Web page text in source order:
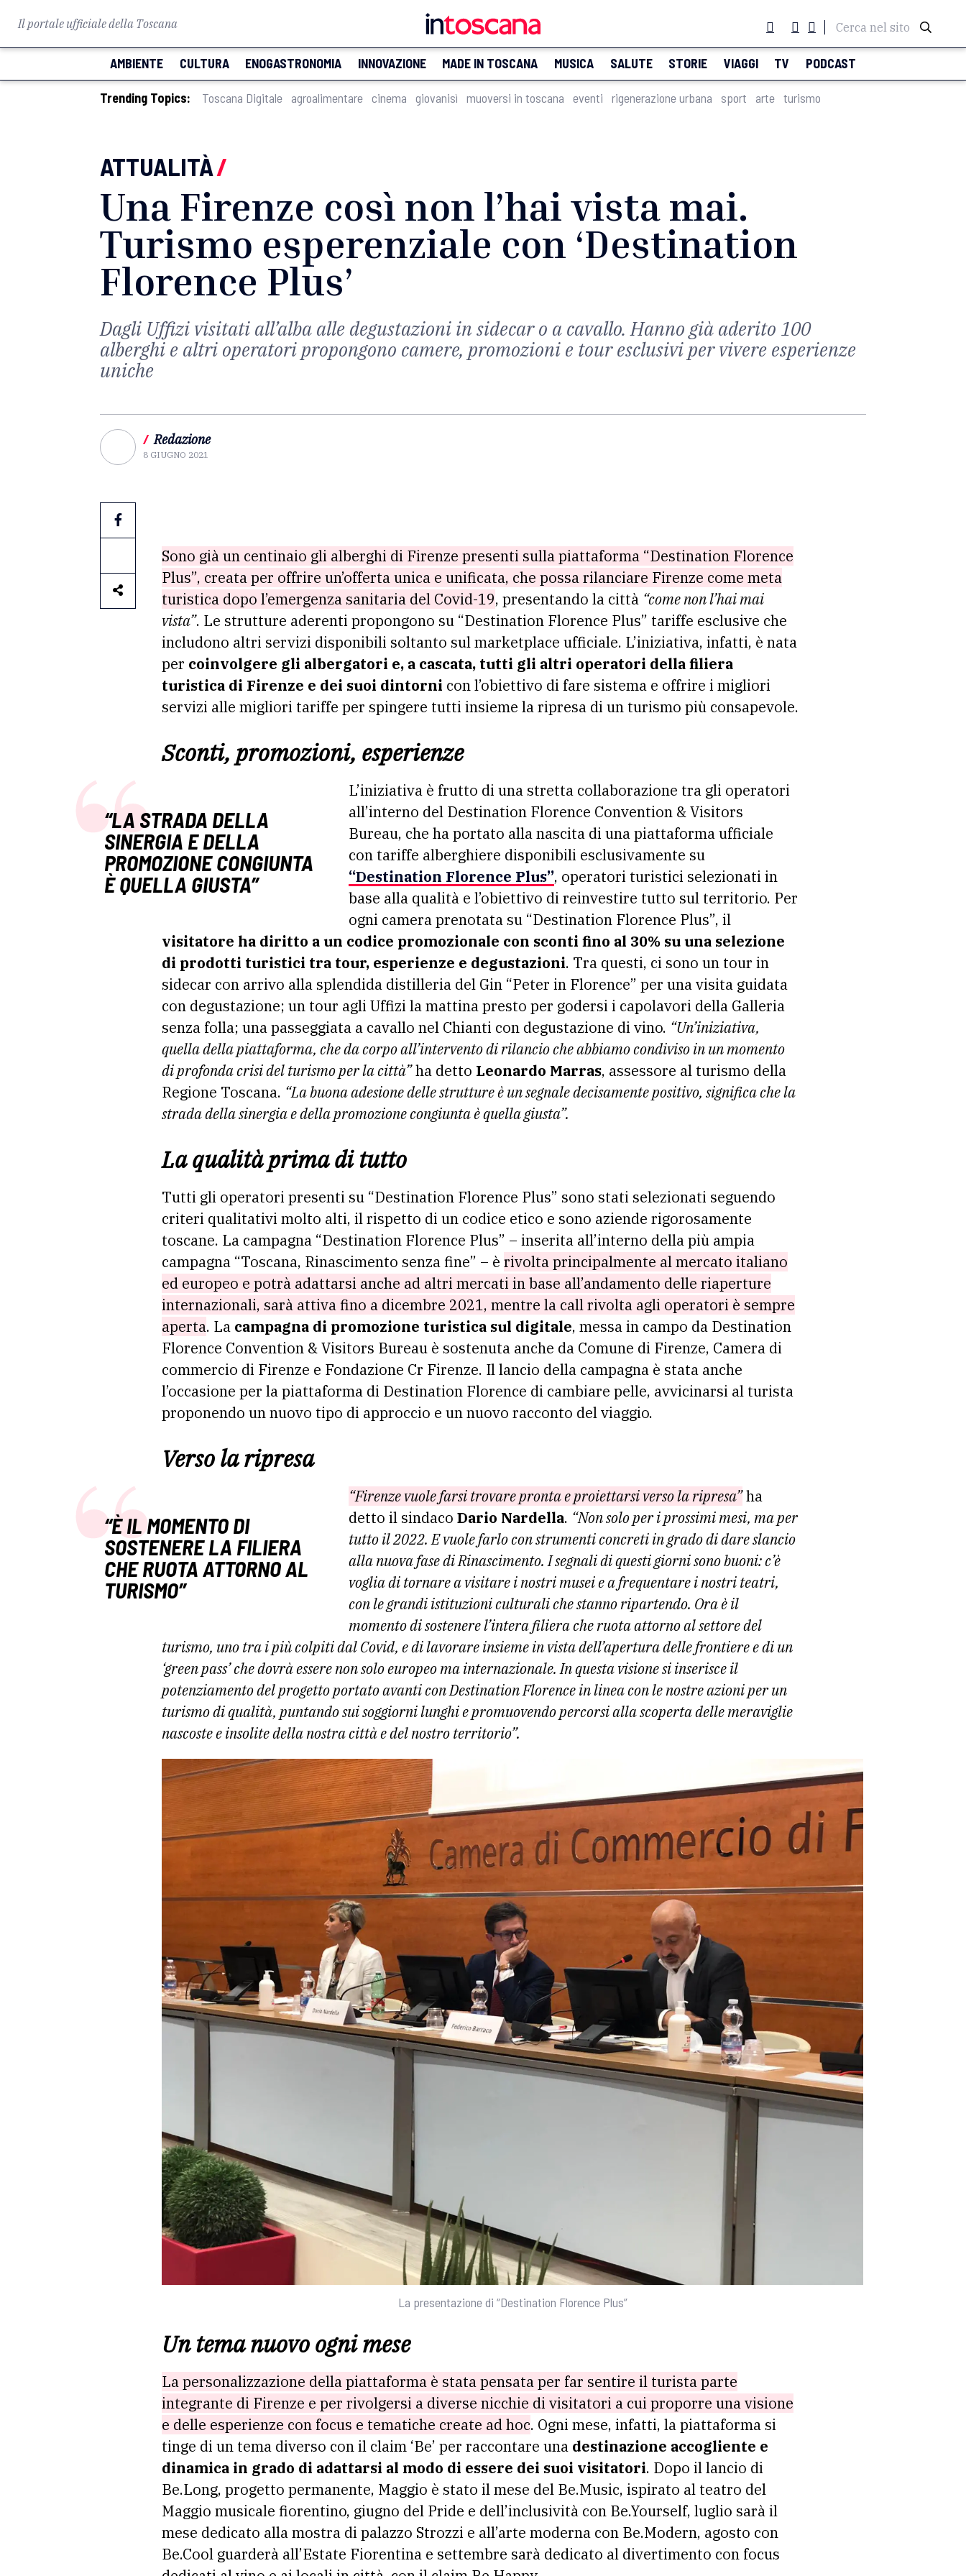
Il portale ufficiale della Toscana Cerca nel sito
AMBIENTE CULTURA ENOGASTRONOMIA INNOVAZIONE MADE IN TOSCANA MUSICA SALUTE STORIE VIAGGI TV PODCAST
Trending Topics: Toscana Digitale agroalimentare cinema giovanisì muoversi in toscana eventi rigenerazione urbana sport arte turismo
ATTUALITÀ/
Una Firenze così non l’hai vista mai.
Turismo esperenziale con ‘Destination
Florence Plus’
Dagli Uffizi visitati all’alba alle degustazioni in sidecar o a cavallo. Hanno già aderito 100
alberghi e altri operatori propongono camere, promozioni e tour esclusivi per vivere esperienze
uniche
/ Redazione
8 GIUGNO 2021
Sono già un centinaio gli alberghi di Firenze presenti sulla piattaforma “Destination Florence
Plus”, creata per offrire un’offerta unica e unificata, che possa rilanciare Firenze come meta
turistica dopo l’emergenza sanitaria del Covid-19, presentando la città “come non l’hai mai
vista”. Le strutture aderenti propongono su “Destination Florence Plus” tariffe esclusive che
includono altri servizi disponibili soltanto sul marketplace ufficiale. L’iniziativa, infatti, è nata
per coinvolgere gli albergatori e, a cascata, tutti gli altri operatori della filiera
turistica di Firenze e dei suoi dintorni con l’obiettivo di fare sistema e offrire i migliori
servizi alle migliori tariffe per spingere tutti insieme la ripresa di un turismo più consapevole.
Sconti, promozioni, esperienze
“LA STRADA DELLA
SINERGIA E DELLA
PROMOZIONE CONGIUNTA
È QUELLA GIUSTA”
L’iniziativa è frutto di una stretta collaborazione tra gli operatori
all’interno del Destination Florence Convention & Visitors
Bureau, che ha portato alla nascita di una piattaforma ufficiale
con tariffe alberghiere disponibili esclusivamente su
“Destination Florence Plus”, operatori turistici selezionati in
base alla qualità e l’obiettivo di reinvestire tutto sul territorio. Per
ogni camera prenotata su “Destination Florence Plus”, il
visitatore ha diritto a un codice promozionale con sconti fino al 30% su una selezione
di prodotti turistici tra tour, esperienze e degustazioni. Tra questi, ci sono un tour in
sidecar con arrivo alla splendida distilleria del Gin “Peter in Florence” per una visita guidata
con degustazione; un tour agli Uffizi la mattina presto per godersi i capolavori della Galleria
senza folla; una passeggiata a cavallo nel Chianti con degustazione di vino. “Un’iniziativa,
quella della piattaforma, che da corpo all’intervento di rilancio che abbiamo condiviso in un momento
di profonda crisi del turismo per la città”ha detto Leonardo Marras, assessore al turismo della
Regione Toscana. “La buona adesione delle strutture è un segnale decisamente positivo, significa che la
strada della sinergia e della promozione congiunta è quella giusta”.
La qualità prima di tutto
Tutti gli operatori presenti su “Destination Florence Plus” sono stati selezionati seguendo
criteri qualitativi molto alti, il rispetto di un codice etico e sono aziende rigorosamente
toscane. La campagna “Destination Florence Plus” – inserita all’interno della più ampia
campagna “Toscana, Rinascimento senza fine” – è rivolta principalmente al mercato italiano
ed europeo e potrà adattarsi anche ad altri mercati in base all’andamento delle riaperture
internazionali, sarà attiva fino a dicembre 2021, mentre la call rivolta agli operatori è sempre
aperta. La campagna di promozione turistica sul digitale, messa in campo da Destination
Florence Convention & Visitors Bureau è sostenuta anche da Comune di Firenze, Camera di
commercio di Firenze e Fondazione Cr Firenze. Il lancio della campagna è stata anche
l’occasione per la piattaforma di Destination Florence di cambiare pelle, avvicinarsi al turista
proponendo un nuovo tipo di approccio e un nuovo racconto del viaggio.
Verso la ripresa
“È IL MOMENTO DI
SOSTENERE LA FILIERA
CHE RUOTA ATTORNO AL
TURISMO”
“Firenze vuole farsi trovare pronta e proiettarsi verso la ripresa”ha
detto il sindaco Dario Nardella. “Non solo per i prossimi mesi, ma per
tutto il 2022. E vuole farlo con strumenti concreti in grado di dare slancio
alla nuova fase di Rinascimento. I segnali di questi giorni sono buoni: c’è
voglia di tornare a visitare i nostri musei e a frequentare i nostri teatri,
con le grandi istituzioni culturali che stanno ripartendo. Ora è il
momento di sostenere l’intera filiera che ruota attorno al settore del
turismo, uno tra i più colpiti dal Covid, e di lavorare insieme in vista dell’apertura delle frontiere e di un
‘green pass’ che dovrà essere non solo europeo ma internazionale. In questa visione si inserisce il
potenziamento del progetto portato avanti con Destination Florence in linea con le nostre azioni per un
turismo di qualità, puntando sui soggiorni lunghi e promuovendo percorsi alla scoperta delle meraviglie
nascoste e insolite della nostra città e del nostro territorio”.
La presentazione di “Destination Florence Plus”
Un tema nuovo ogni mese
La personalizzazione della piattaforma è stata pensata per far sentire il turista parte
integrante di Firenze e per rivolgersi a diverse nicchie di visitatori a cui proporre una visione
e delle esperienze con focus e tematiche create ad hoc. Ogni mese, infatti, la piattaforma si
tinge di un tema diverso con il claim ‘Be’ per raccontare una destinazione accogliente e
dinamica in grado di adattarsi al modo di essere dei suoi visitatori. Dopo il lancio di
Be.Long, progetto permanente, Maggio è stato il mese del Be.Music, ispirato al teatro del
Maggio musicale fiorentino, giugno del Pride e dell’inclusività con Be.Yourself, luglio sarà il
mese dedicato alla mostra di palazzo Strozzi e all’arte moderna con Be.Modern, agosto con
Be.Cool guarderà all’Estate Fiorentina e settembre sarà dedicato al divertimento con focus